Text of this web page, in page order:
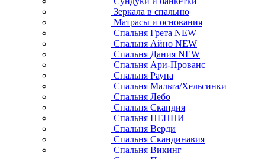
Зеркала в спальню
Матрасы и основания
Спальня Грета NEW
Спальня Айно NEW
Спальня Дания NEW
Спальня Ари-Прованс
Спальня Рауна
Спальня Мальта/Хельсинки
Спальня Лебо
Спальня Скандия
Спальня ПЕННИ
Спальня Верди
Спальня Скандинавия
Спальня Викинг